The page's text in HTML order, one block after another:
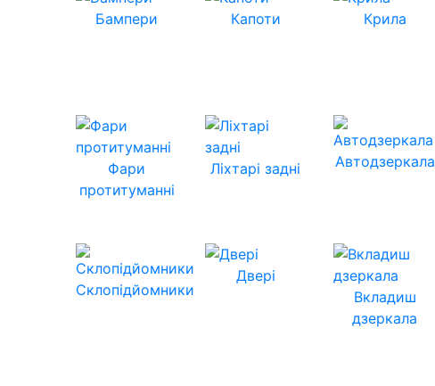
Бампери Капоти
Крила
Фари
протитуманні
Ліхтарі задні Автодзеркала
Склопідйомники
Двері
Вкладиш
дзеркала